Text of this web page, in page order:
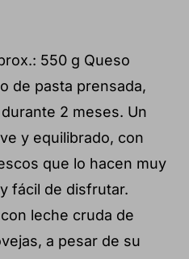
550 g Queso
de pasta prensada,
2 meses. Un
y equilibrado, con
que lo hacen muy
fácil de disfrutar.
leche cruda de
a pesar de su